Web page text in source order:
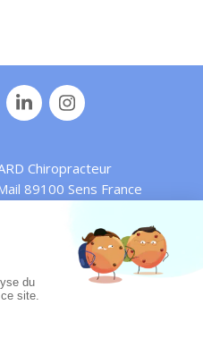
Chiropracteur
89100 Sens France
légales